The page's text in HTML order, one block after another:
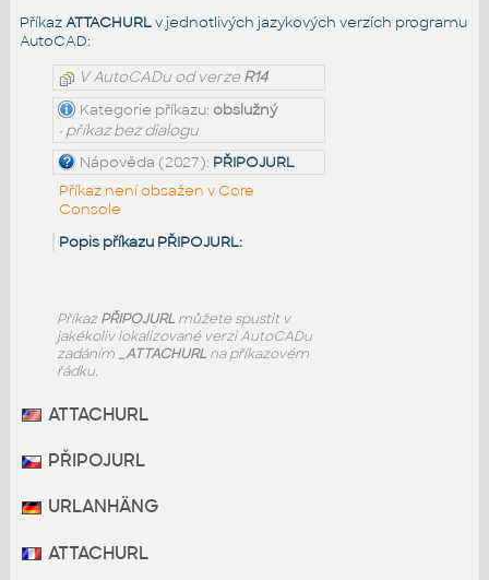
PříkazATTACHURLv jednotlivých jazykových verzích programu
AutoCAD:
V AutoCADu od verzeR14
Kategorie příkazu: obslužný
• příkaz bez dialogu
Nápověda (2027): PŘIPOJURL
Příkaz není obsažen v Core
Console
Popis příkazu PŘIPOJURL:
PříkazPŘIPOJURLmůžete spustit v
jakékoliv lokalizované verzi AutoCADu
zadáním _ATTACHURLna příkazovém
řádku.
ATTACHURL
PŘIPOJURL
URLANHÄNG
ATTACHURL